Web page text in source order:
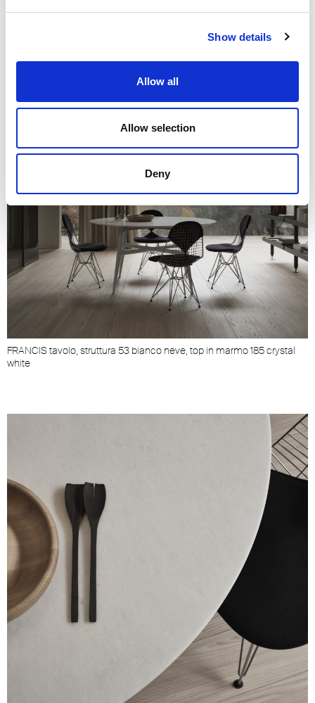
Show details
Allow all
Allow selection
Deny
FRANCIS tavolo, struttura 53 bianco neve, top in marmo 185 crystal
white